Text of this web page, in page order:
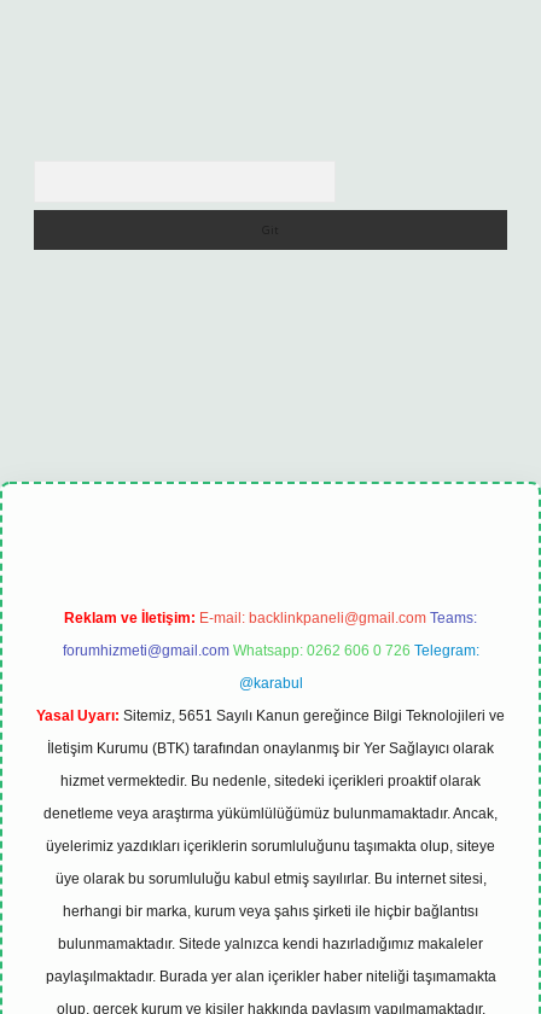
tulipbet güncel
Reklam ve İletişim: E-mail: backlinkpaneli@gmail.com Teams:
forumhizmeti@gmail.com Whatsapp: 0262 606 0 726 Telegram:
@karabul
Yasal Uyarı: Sitemiz, 5651 Sayılı Kanun gereğince Bilgi Teknolojileri ve
İletişim Kurumu (BTK) tarafından onaylanmış bir Yer Sağlayıcı olarak
hizmet vermektedir. Bu nedenle, sitedeki içerikleri proaktif olarak
denetleme veya araştırma yükümlülüğümüz bulunmamaktadır. Ancak,
üyelerimiz yazdıkları içeriklerin sorumluluğunu taşımakta olup, siteye
üye olarak bu sorumluluğu kabul etmiş sayılırlar. Bu internet sitesi,
herhangi bir marka, kurum veya şahıs şirketi ile hiçbir bağlantısı
bulunmamaktadır. Sitede yalnızca kendi hazırladığımız makaleler
paylaşılmaktadır. Burada yer alan içerikler haber niteliği taşımamakta
olup, gerçek kurum ve kişiler hakkında paylaşım yapılmamaktadır.